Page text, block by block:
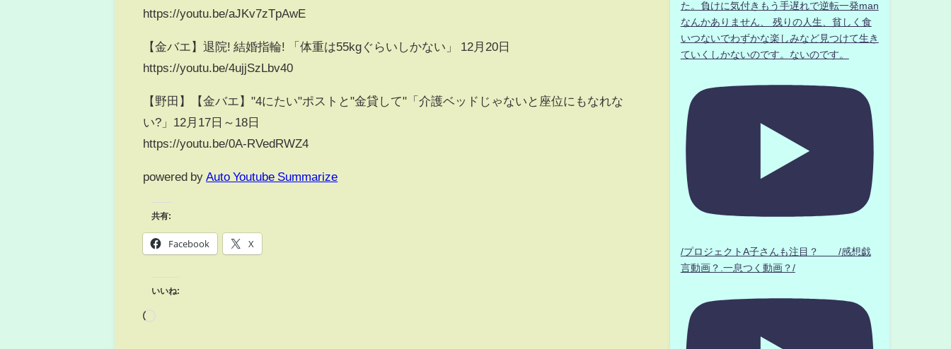
https://youtu.be/aJKv7zTpAwE
【金バエ】退院! 結婚指輪! 「体重は55kgぐらいしかない」 12月20日
https://youtu.be/4ujjSzLbv40
【野田】【金バエ】"4にたい"ポストと"金貸して"「介護ベッドじゃないと座位にもなれな
い?」12月17日～18日
https://youtu.be/0A-RVedRWZ4
powered by Auto Youtube Summarize
共有:
Facebook X
いいね:
た。負けに気付きもう手遅れで逆転一発man
なんかありません、 残りの人生、貧しく食
いつないでわずかな楽しみなど見つけて生き
ていくしかないのです。ないのです。
/プロジェクトA子さんも注目？ /感想戯
言動画？.一息つく動画？/